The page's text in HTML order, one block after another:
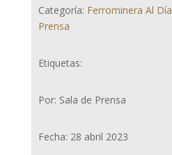
Categoría: Ferrominera Al Día
Prensa
Etiquetas:
Por: Sala de Prensa
Fecha: 28 abril 2023